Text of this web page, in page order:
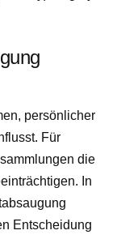
persönlicher
Für
die
In
Entscheidung